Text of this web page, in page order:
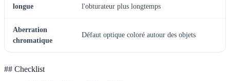
longue
l'obturateur plus longtemps
Aberration
chromatique
Défaut optique coloré autour des objets
## Checklist